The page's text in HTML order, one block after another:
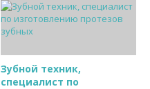
Зубной техник,
специалист по